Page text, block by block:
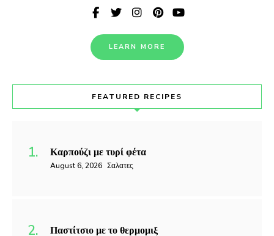
LEARN MORE
FEATURED RECIPES
Καρπούζι με τυρί φέτα
August 6, 2026 Σαλατες
Παστίτσιο με το θερμομιξ